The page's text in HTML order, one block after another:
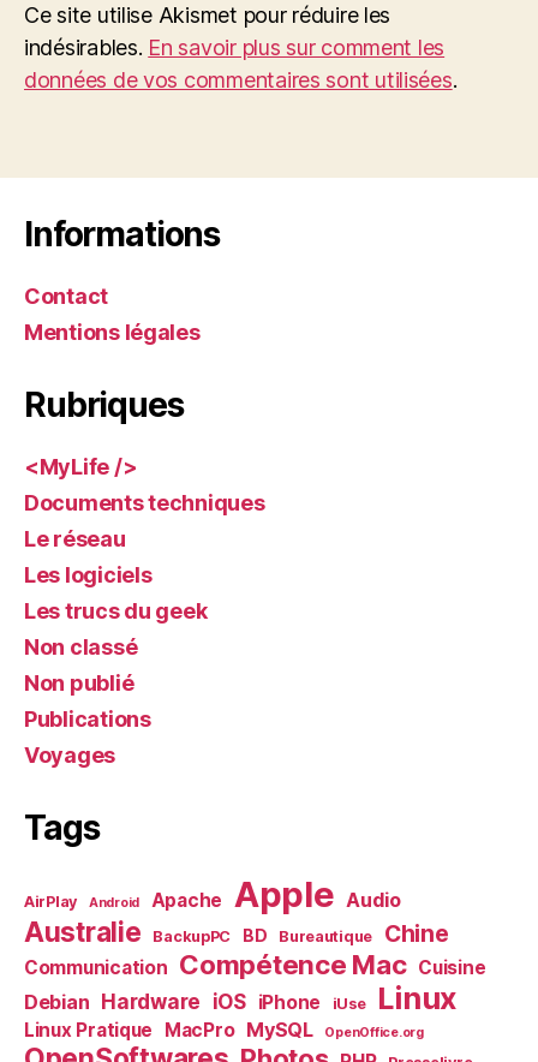
Ce site utilise Akismet pour réduire les
indésirables. En savoir plus sur comment les
données de vos commentaires sont utilisées.
Informations
Contact
Mentions légales
Rubriques
<MyLife />
Documents techniques
Le réseau
Les logiciels
Les trucs du geek
Non classé
Non publié
Publications
Voyages
Tags
AirPlay Android Apache Apple Audio
Australie BackupPC BD Bureautique Chine
Communication Compétence Mac Cuisine
Debian Hardware iOS iPhone iUse Linux
Linux Pratique MacPro MySQL OpenOffice.org